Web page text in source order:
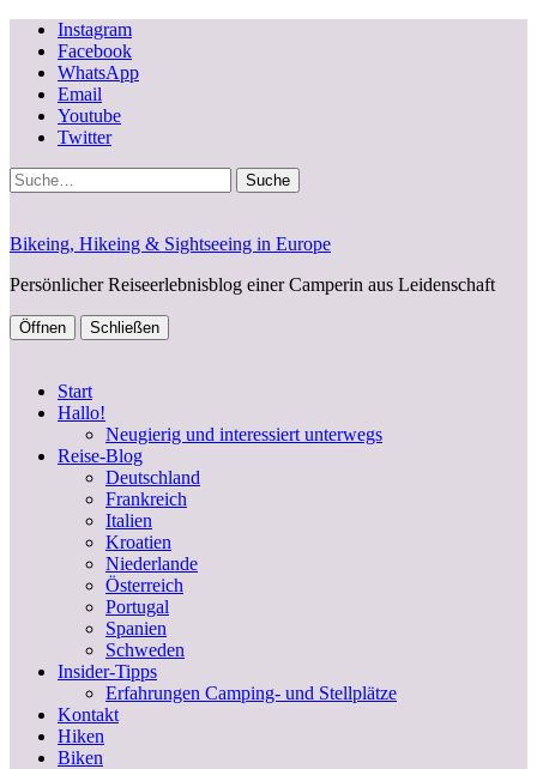
Instagram
Facebook
WhatsApp
Email
Youtube
Twitter
Suche
Bikeing, Hikeing & Sightseeing in Europe
Persönlicher Reiseerlebnisblog einer Camperin aus Leidenschaft
Öffnen Schließen
Start
Hallo!
Neugierig und interessiert unterwegs
Reise-Blog
Deutschland
Frankreich
Italien
Kroatien
Niederlande
Österreich
Portugal
Spanien
Schweden
Insider-Tipps
Erfahrungen Camping- und Stellplätze
Kontakt
Hiken
Biken